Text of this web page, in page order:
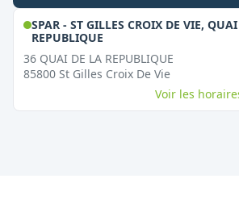
SPAR - ST GILLES CROIX DE VIE,
REPUBLIQUE,
Ouvert le dimanche
36 QUAI DE LA REPUBLIQUE
85800 St Gilles Croix De Vie
Voir les